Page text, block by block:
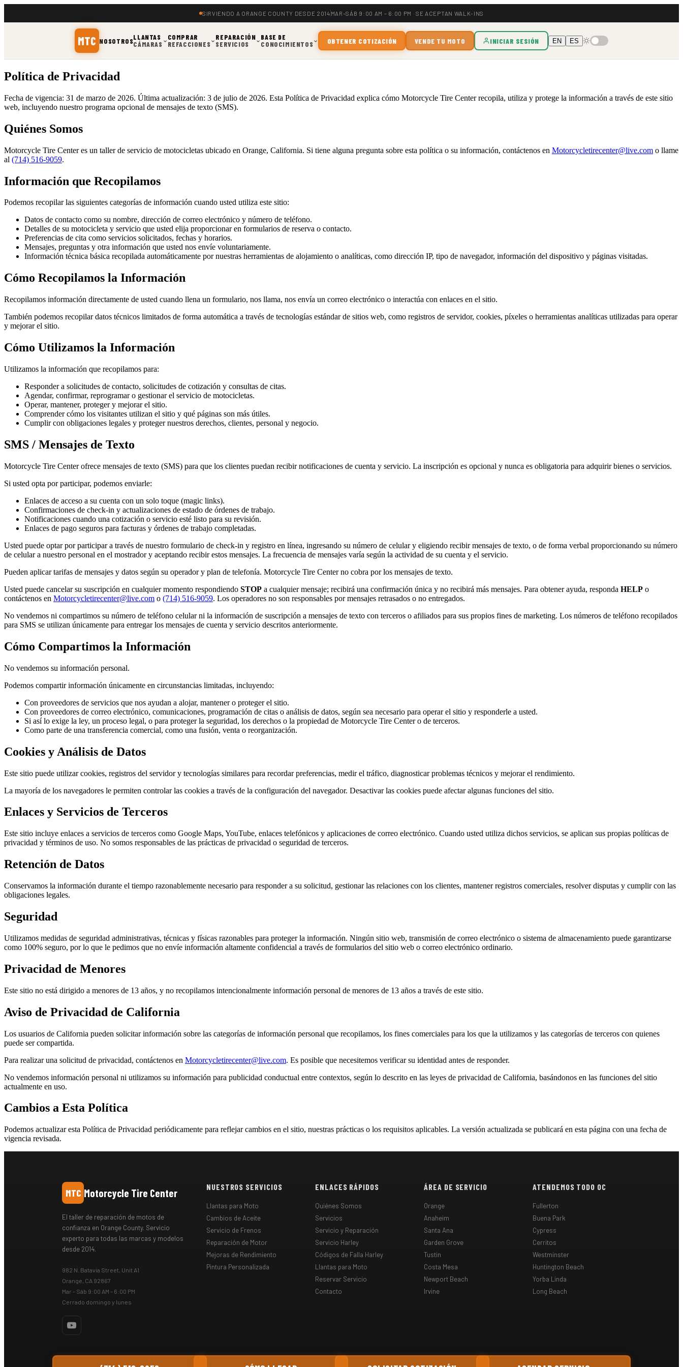
SIRVIENDO A ORANGE COUNTY DESDE 2014 MAR–SÁB 9:00 AM – 6:00 PM · SE ACEPTAN WALK-INS
MTC NOSOTROSLLANTAS
CÁMARAS
COMPRAR
REFACCIONES
REPARACIÓN
SERVICIOS
BASE DE
CONOCIMIENTOS
OBTENER COTIZACIÓN VENDE TU MOTO INICIAR SESIÓN EN ES
Política de Privacidad
Fecha de vigencia: 31 de marzo de 2026. Última actualización: 3 de julio de 2026. Esta Política de Privacidad explica cómo Motorcycle Tire Center recopila, utiliza y protege la información a través de este sitio
web, incluyendo nuestro programa opcional de mensajes de texto (SMS).
Quiénes Somos
Motorcycle Tire Center es un taller de servicio de motocicletas ubicado en Orange, California. Si tiene alguna pregunta sobre esta política o su información, contáctenos en Motorcycletirecenter@live.com o llame
al (714) 516-9059.
Información que Recopilamos
Podemos recopilar las siguientes categorías de información cuando usted utiliza este sitio:
Datos de contacto como su nombre, dirección de correo electrónico y número de teléfono.
Detalles de su motocicleta y servicio que usted elija proporcionar en formularios de reserva o contacto.
Preferencias de cita como servicios solicitados, fechas y horarios.
Mensajes, preguntas y otra información que usted nos envíe voluntariamente.
Información técnica básica recopilada automáticamente por nuestras herramientas de alojamiento o analíticas, como dirección IP, tipo de navegador, información del dispositivo y páginas visitadas.
Cómo Recopilamos la Información
Recopilamos información directamente de usted cuando llena un formulario, nos llama, nos envía un correo electrónico o interactúa con enlaces en el sitio.
También podemos recopilar datos técnicos limitados de forma automática a través de tecnologías estándar de sitios web, como registros de servidor, cookies, píxeles o herramientas analíticas utilizadas para operar
y mejorar el sitio.
Cómo Utilizamos la Información
Utilizamos la información que recopilamos para:
Responder a solicitudes de contacto, solicitudes de cotización y consultas de citas.
Agendar, confirmar, reprogramar o gestionar el servicio de motocicletas.
Operar, mantener, proteger y mejorar el sitio.
Comprender cómo los visitantes utilizan el sitio y qué páginas son más útiles.
Cumplir con obligaciones legales y proteger nuestros derechos, clientes, personal y negocio.
SMS / Mensajes de Texto
Motorcycle Tire Center ofrece mensajes de texto (SMS) para que los clientes puedan recibir notificaciones de cuenta y servicio. La inscripción es opcional y nunca es obligatoria para adquirir bienes o servicios.
Si usted opta por participar, podemos enviarle:
Enlaces de acceso a su cuenta con un solo toque (magic links).
Confirmaciones de check-in y actualizaciones de estado de órdenes de trabajo.
Notificaciones cuando una cotización o servicio esté listo para su revisión.
Enlaces de pago seguros para facturas y órdenes de trabajo completadas.
Usted puede optar por participar a través de nuestro formulario de check-in y registro en línea, ingresando su número de celular y eligiendo recibir mensajes de texto, o de forma verbal proporcionando su número
de celular a nuestro personal en el mostrador y aceptando recibir estos mensajes. La frecuencia de mensajes varía según la actividad de su cuenta y el servicio.
Pueden aplicar tarifas de mensajes y datos según su operador y plan de telefonía. Motorcycle Tire Center no cobra por los mensajes de texto.
Usted puede cancelar su suscripción en cualquier momento respondiendo STOP a cualquier mensaje; recibirá una confirmación única y no recibirá más mensajes. Para obtener ayuda, responda HELP o
contáctenos en Motorcycletirecenter@live.com o (714) 516-9059. Los operadores no son responsables por mensajes retrasados o no entregados.
No vendemos ni compartimos su número de teléfono celular ni la información de suscripción a mensajes de texto con terceros o afiliados para sus propios fines de marketing. Los números de teléfono recopilados
para SMS se utilizan únicamente para entregar los mensajes de cuenta y servicio descritos anteriormente.
Cómo Compartimos la Información
No vendemos su información personal.
Podemos compartir información únicamente en circunstancias limitadas, incluyendo:
Con proveedores de servicios que nos ayudan a alojar, mantener o proteger el sitio.
Con proveedores de correo electrónico, comunicaciones, programación de citas o análisis de datos, según sea necesario para operar el sitio y responderle a usted.
Si así lo exige la ley, un proceso legal, o para proteger la seguridad, los derechos o la propiedad de Motorcycle Tire Center o de terceros.
Como parte de una transferencia comercial, como una fusión, venta o reorganización.
Cookies y Análisis de Datos
Este sitio puede utilizar cookies, registros del servidor y tecnologías similares para recordar preferencias, medir el tráfico, diagnosticar problemas técnicos y mejorar el rendimiento.
La mayoría de los navegadores le permiten controlar las cookies a través de la configuración del navegador. Desactivar las cookies puede afectar algunas funciones del sitio.
Enlaces y Servicios de Terceros
Este sitio incluye enlaces a servicios de terceros como Google Maps, YouTube, enlaces telefónicos y aplicaciones de correo electrónico. Cuando usted utiliza dichos servicios, se aplican sus propias políticas de
privacidad y términos de uso. No somos responsables de las prácticas de privacidad o seguridad de terceros.
Retención de Datos
Conservamos la información durante el tiempo razonablemente necesario para responder a su solicitud, gestionar las relaciones con los clientes, mantener registros comerciales, resolver disputas y cumplir con las
obligaciones legales.
Seguridad
Utilizamos medidas de seguridad administrativas, técnicas y físicas razonables para proteger la información. Ningún sitio web, transmisión de correo electrónico o sistema de almacenamiento puede garantizarse
como 100% seguro, por lo que le pedimos que no envíe información altamente confidencial a través de formularios del sitio web o correo electrónico ordinario.
Privacidad de Menores
Este sitio no está dirigido a menores de 13 años, y no recopilamos intencionalmente información personal de menores de 13 años a través de este sitio.
Aviso de Privacidad de California
Los usuarios de California pueden solicitar información sobre las categorías de información personal que recopilamos, los fines comerciales para los que la utilizamos y las categorías de terceros con quienes
puede ser compartida.
Para realizar una solicitud de privacidad, contáctenos en Motorcycletirecenter@live.com. Es posible que necesitemos verificar su identidad antes de responder.
No vendemos información personal ni utilizamos su información para publicidad conductual entre contextos, según lo descrito en las leyes de privacidad de California, basándonos en las funciones del sitio
actualmente en uso.
Cambios a Esta Política
Podemos actualizar esta Política de Privacidad periódicamente para reflejar cambios en el sitio, nuestras prácticas o los requisitos aplicables. La versión actualizada se publicará en esta página con una fecha de
vigencia revisada.
MTC Motorcycle Tire Center
El taller de reparación de motos de
confianza en Orange County. Servicio
experto para todas las marcas y modelos
desde 2014.
982 N. Batavia Street, Unit A1
Orange, CA 92867
Mar – Sáb 9:00 AM – 6:00 PM
Cerrado domingo y lunes
NUESTROS SERVICIOS
Llantas para Moto
Cambios de Aceite
Servicio de Frenos
Reparación de Motor
Mejoras de Rendimiento
Pintura Personalizada
ENLACES RÁPIDOS
Quiénes Somos
Servicios
Servicio y Reparación
Servicio Harley
Códigos de Falla Harley
Llantas para Moto
Reservar Servicio
Contacto
ÁREA DE SERVICIO
Orange
Anaheim
Santa Ana
Garden Grove
Tustin
Costa Mesa
Newport Beach
Irvine
ATENDEMOS TODO OC
Fullerton
Buena Park
Cypress
Cerritos
Westminster
Huntington Beach
Yorba Linda
Long Beach